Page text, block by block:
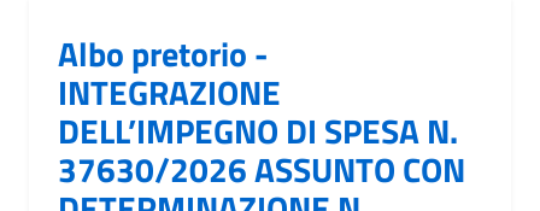
Albo pretorio -
INTEGRAZIONE
DELL’IMPEGNO DI SPESA N.
37630/2026 ASSUNTO CON